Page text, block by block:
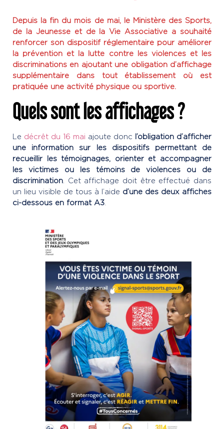
Depuis la fin du mois de mai, le Ministère des Sports,
de la Jeunesse et de la Vie Associative a souhaité
renforcer son dispositif réglementaire pour améliorer
la prévention et la lutte contre les violences et les
discriminations en ajoutant une obligation d’affichage
supplémentaire dans tout établissement où est
pratiquée une activité physique ou sportive.
Quels sont les affichages ?
Le décrêt du 16 mai ajoute donc l’obligation d’afficher
une information sur les dispositifs permettant de
recueillir les témoignages, orienter et accompagner
les victimes ou les témoins de violences ou de
discrimination . Cet affichage doit être effectué dans
un lieu visible de tous à l’aide d’une des deux affiches
ci-dessous en format A3